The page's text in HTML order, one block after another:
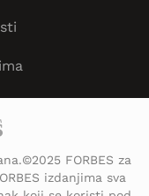
FORBES za
izdanjima sva